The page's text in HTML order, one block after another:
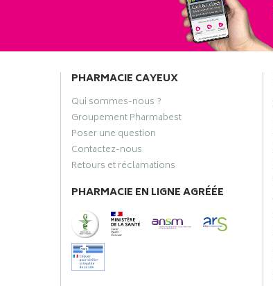
PHARMACIE CAYEUX
Qui sommes-nous ?
Groupement Pharmabest
Poser une question
Contactez-nous
Retours et réclamations
PHARMACIE EN LIGNE AGRÉÉE